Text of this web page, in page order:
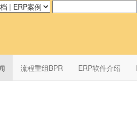
流程重组BPR ERP软件介绍